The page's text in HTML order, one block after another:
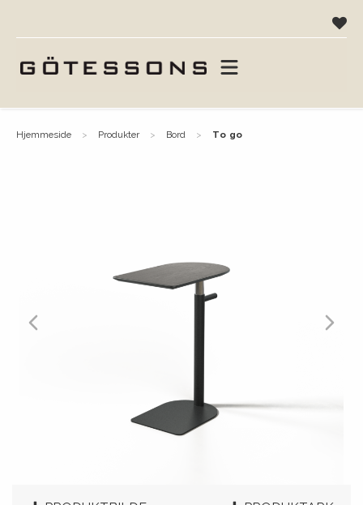
hjemmeside produkter bord to go